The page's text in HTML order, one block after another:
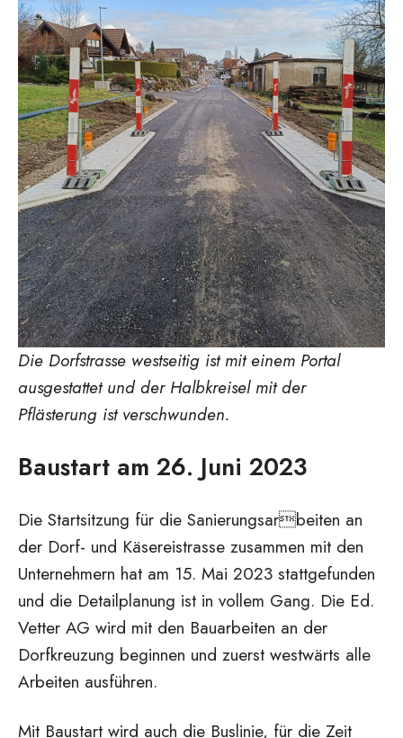
Die Dorfstrasse westseitig ist mit einem Portal
ausgestattet und der Halbkreisel mit der
Pflästerung ist verschwunden.
Baustart am 26. Juni 2023
Die Startsitzung für die Sanierungsarbeiten an
der Dorf- und Käsereistrasse zusammen mit den
Unternehmern hat am 15. Mai 2023 stattgefunden
und die Detailplanung ist in vollem Gang. Die Ed.
Vetter AG wird mit den Bauarbeiten an der
Dorfkreuzung beginnen und zuerst westwärts alle
Arbeiten ausführen.
Mit Baustart wird auch die Buslinie, für die Zeit